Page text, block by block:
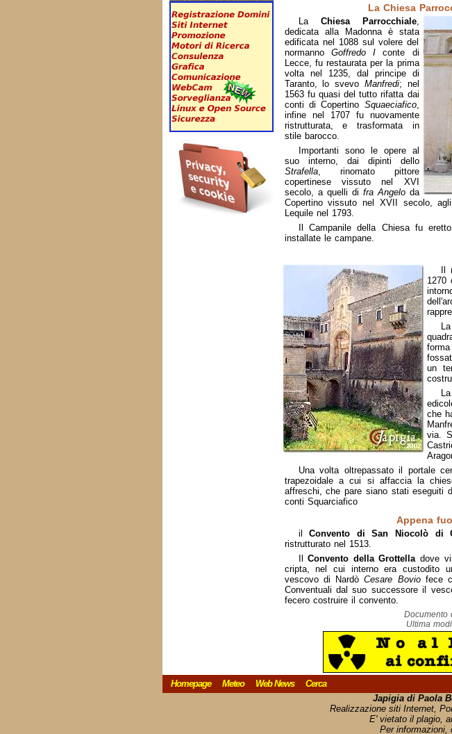
La Chiesa
La Chiesa Parrocchiale,
dedicata alla Madonna è stata
edificata nel 1088 sul volere del
normanno Goffredo I conte di
Lecce, fu restaurata per la prima
volta nel 1235, dal principe di
Taranto, lo svevo Manfredi; nel
1563 fu quasi del tutto rifatta dai
conti di Copertino Squaeciafico,
infine nel 1707 fu nuovamente
ristrutturata, e trasformata in
stile barocco.
Importanti sono le opere al
suo interno, dai dipinti dello
Strafella, rinomato pittore
copertinese vissuto nel XVI
secolo, a quelli di fra Angeloda
Copertino vissuto nel XVII secolo,
Lequile nel 1793.
Il Campanile della Chiesa fu
installate le campane.
Il
1270
un
che
via.
Una volta oltrepassato il portale
trapezoidale a cui si affaccia la
affreschi, che pare siano stati eseguiti
conti Squarciafico
Appena
ilConvento di San Niocolò di
ristrutturato nel 1513.
IlConvento della Grottelladove
cripta, nel cui interno era custodito
vescovo di NardòCesare Boviofece
Conventuali dal suo successore il
fecero costruire il convento.
Documento
Ultima
Homepage Meteo Web News
Cerca
Japigia di Paola
Realizzazione siti Internet,
E' vietato il plagio,
Per informazioni,